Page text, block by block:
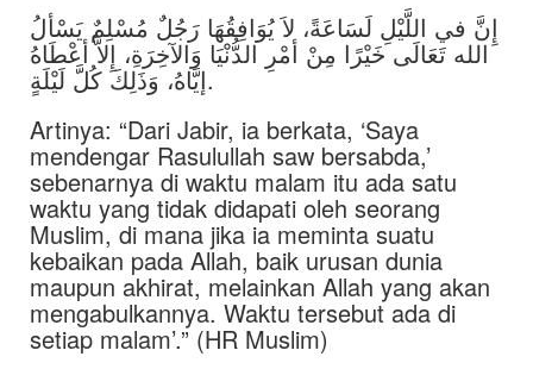
إِنَّ في اللَّيْلِ لَسَاعَةً، لاَ يُوَافِقُهَا رَجُلٌ مُسْلِمٌ يَسْألُ
الله تَعَالَى خَيْرًا مِنْ أمْرِ الدُّنْيَا وَالآخِرَةِ، إِلاَّ أعْطَاهُ
إيَّاهُ، وَذَلِكَ كُلَّ لَيْلَةٍ.
Artinya: “Dari Jabir, ia berkata, ‘Saya
mendengar Rasulullah saw bersabda,’
sebenarnya di waktu malam itu ada satu
waktu yang tidak didapati oleh seorang
Muslim, di mana jika ia meminta suatu
kebaikan pada Allah, baik urusan dunia
maupun akhirat, melainkan Allah yang akan
mengabulkannya. Waktu tersebut ada di
setiap malam’.” (HR Muslim)